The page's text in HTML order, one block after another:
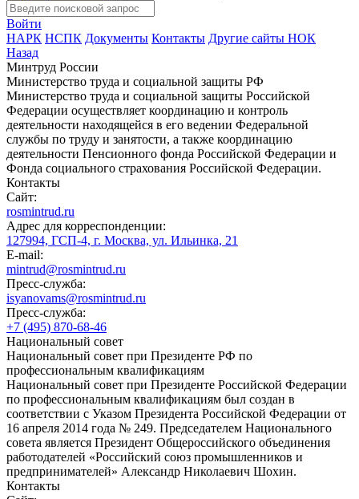
Войти
НАРК НСПК Документы Контакты Другие сайты НОК
Назад
Минтруд России
Министерство труда и социальной защиты РФ
Министерство труда и социальной защиты Российской
Федерации осуществляет координацию и контроль
деятельности находящейся в его ведении Федеральной
службы по труду и занятости, а также координацию
деятельности Пенсионного фонда Российской Федерации и
Фонда социального страхования Российской Федерации.
Контакты
Сайт:
rosmintrud.ru
Адрес для корреспонденции:
127994, ГСП-4, г. Москва, ул. Ильинка, 21
E-mail:
mintrud@rosmintrud.ru
Пресс-служба:
isyanovams@rosmintrud.ru
Пресс-служба:
+7 (495) 870-68-46
Национальный совет
Национальный совет при Президенте РФ по
профессиональным квалификациям
Национальный совет при Президенте Российской Федерации
по профессиональным квалификациям был создан в
соответствии с Указом Президента Российской Федерации от
16 апреля 2014 года № 249. Председателем Национального
совета является Президент Общероссийского объединения
работодателей «Российский союз промышленников и
предпринимателей» Александр Николаевич Шохин.
Контакты